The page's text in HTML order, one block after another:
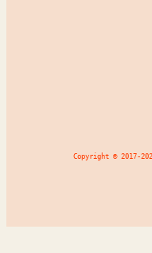
Copyright © 2017-